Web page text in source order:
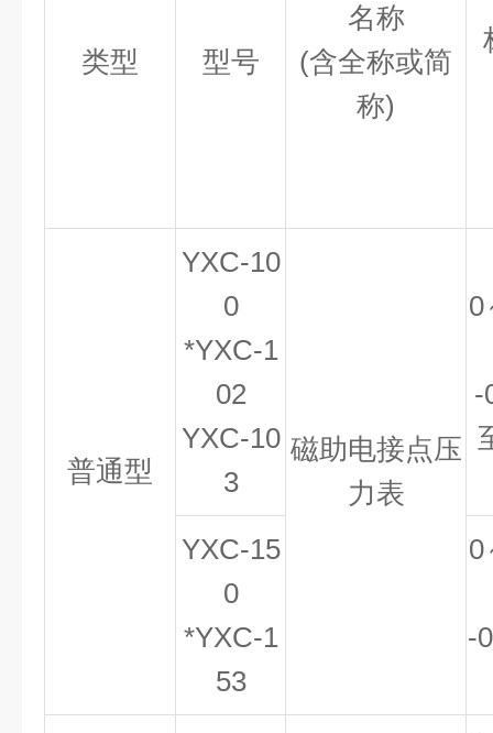
类型 型号
名称
(含全称或简
称)
普通型
YXC-10
0
*YXC-1
02
YXC-10
3
磁助电接点压
力表
0
-
YXC-15
0
*YXC-1
53
0
-